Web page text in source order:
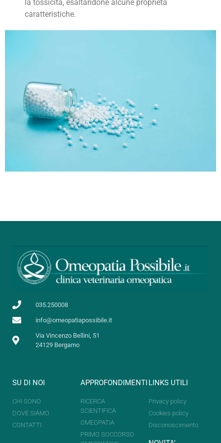
la tossicità, esaltandone alcune proprietà
caratteristiche.
035.250008
info@omeopatiapossibile.it
Via Vincenzo Bellini, 51
24129 Bergamo
SU DI NOI
CHI SONO
DOVE SIAMO
CONTATTI
APPROFONDIMENTI
RICERCA
SCIENTIFICA
OMEOPATIA
PRIMO SOCCORSO
LINKS UTILI
Privacy policy
Cookies policy
Disconoscimento